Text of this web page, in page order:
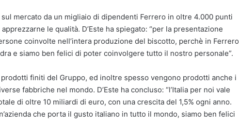
mercato da un migliaio di dipendenti Ferrero in oltre 4.000 punti
le qualità. D’Este ha spiegato: “per la presentazione
coinvolte nell’intera produzione del biscotto, perchè in Ferrero
e siamo ben felici di poter coinvolgere tutto il nostro personale”.
finiti del Gruppo, ed inoltre spesso vengono prodotti anche i
fabbriche nel mondo. D’Este ha concluso: “l’Italia per noi vale
di oltre 10 miliardi di euro, con una crescita del 1,5% ogni anno.
che porta il gusto italiano in tutto il mondo, siamo ben felici